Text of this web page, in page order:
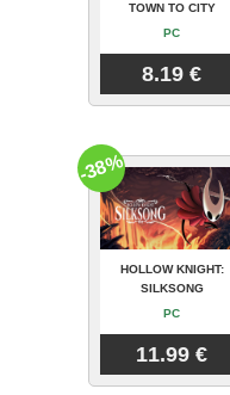
TOWN TO CITY
PC
8.19 €
HOLLOW KNIGHT:
SILKSONG
PC
11.99 €
-38%